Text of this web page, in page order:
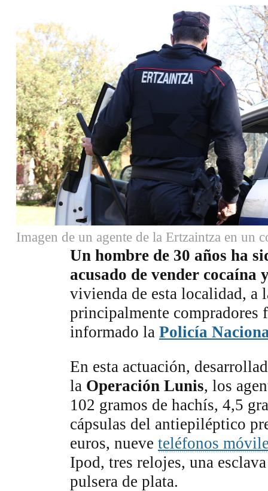
Imagen de un agente de la Ertzaintza en un
Un hombre de 30 años ha
acusado de vender cocaína
vivienda de esta localidad, a
principalmente compradores
informado la Policía
En esta actuación,
la Operación Lunis, los
102 gramos de hachís, 4,5
cápsulas del antiepiléptico
euros, nueve teléfonos
Ipod, tres relojes, una
pulsera de plata.